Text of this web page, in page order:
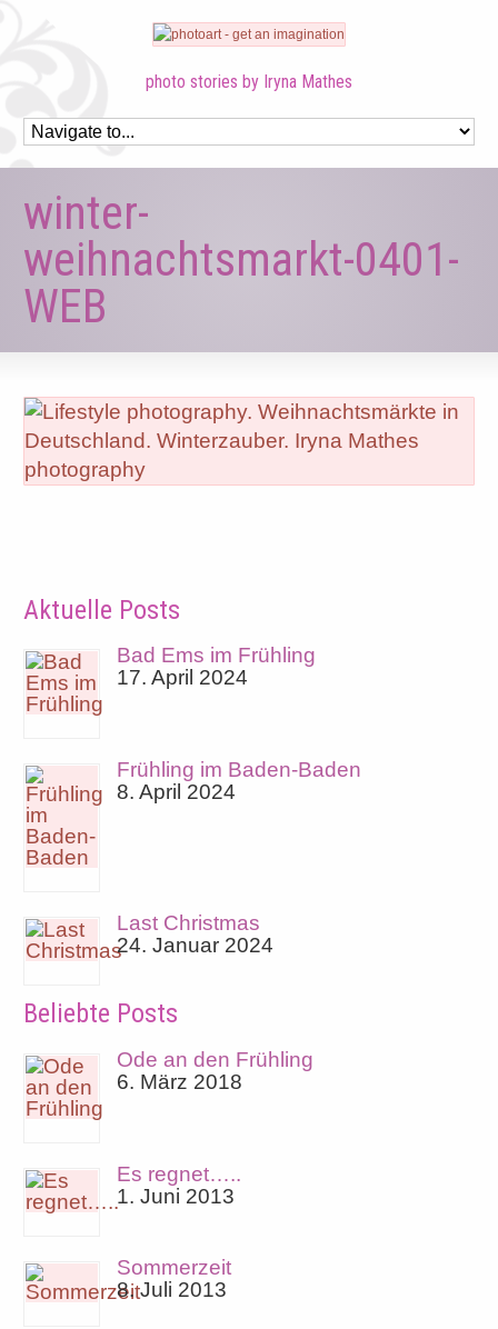
photo stories by Iryna Mathes
winter-
weihnachtsmarkt-0401-
WEB
Aktuelle Posts
Bad Ems im Frühling
17. April 2024
Frühling im Baden-Baden
8. April 2024
Last Christmas
24. Januar 2024
Beliebte Posts
Ode an den Frühling
6. März 2018
Es regnet…..
1. Juni 2013
Sommerzeit
8. Juli 2013